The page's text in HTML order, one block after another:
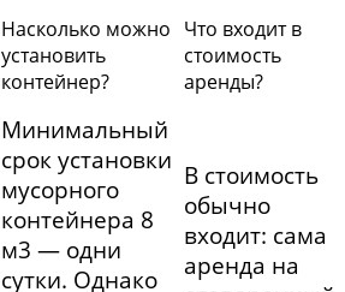
Насколько можно
установить
контейнер?
Минимальный
срок установки
мусорного
контейнера 8
м3 — одни
сутки. Однако
Что входит в
стоимость
аренды?
В стоимость
обычно
входит: сама
аренда на